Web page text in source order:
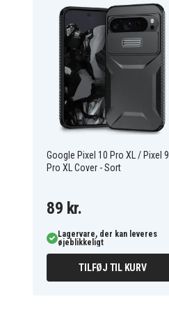
Artikkelnr
EAN / GTIN
Produkttype
Varemærke
Farve
Google Pixel 10 Pro XL / Pixel 9
Pro XL Cover - Sort
89 kr.
Lagervare, der kan leveres
øjeblikkeligt
TILFØJ TIL KURV